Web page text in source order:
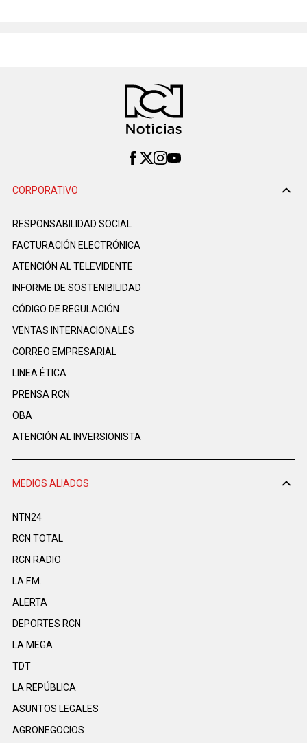
CORPORATIVO
RESPONSABILIDAD SOCIAL
FACTURACIÓN ELECTRÓNICA
ATENCIÓN AL TELEVIDENTE
INFORME DE SOSTENIBILIDAD
CÓDIGO DE REGULACIÓN
VENTAS INTERNACIONALES
CORREO EMPRESARIAL
LINEA ÉTICA
PRENSA RCN
OBA
ATENCIÓN AL INVERSIONISTA
MEDIOS ALIADOS
NTN24
RCN TOTAL
RCN RADIO
LA F.M.
ALERTA
DEPORTES RCN
LA MEGA
TDT
LA REPÚBLICA
ASUNTOS LEGALES
AGRONEGOCIOS